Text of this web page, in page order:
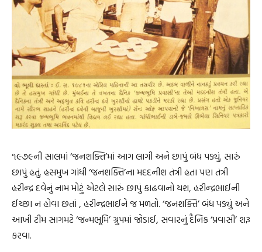
૧૯૭૯ની સાલમાં ‘જનશક્તિ’માં આગ લાગી અને છાપું બંધ પડ્યું. સારું
છાપું હતું. હસમુખ ગાંધી ‘જનશક્તિ’ના મદદનીશ તંત્રી હતા પણ તંત્રી
હરીન્દ્ર દવેનું નામ મોટું એટલે સારું છાપું કાઢવાનો યશ, હરીન્દ્રભાઈની
ઈચ્છા ન હોવા છતાં , હરીન્દ્રભાઈને જ મળતો. ‘જનશક્તિ’ બંધ પડ્યું અને
આખી ટીમ સાગમટે ‘જન્મભૂમિ’ ગ્રુપમાં જોડાઈ, સવારનું દૈનિક ‘પ્રવાસી’ શરૂ
કરવા.